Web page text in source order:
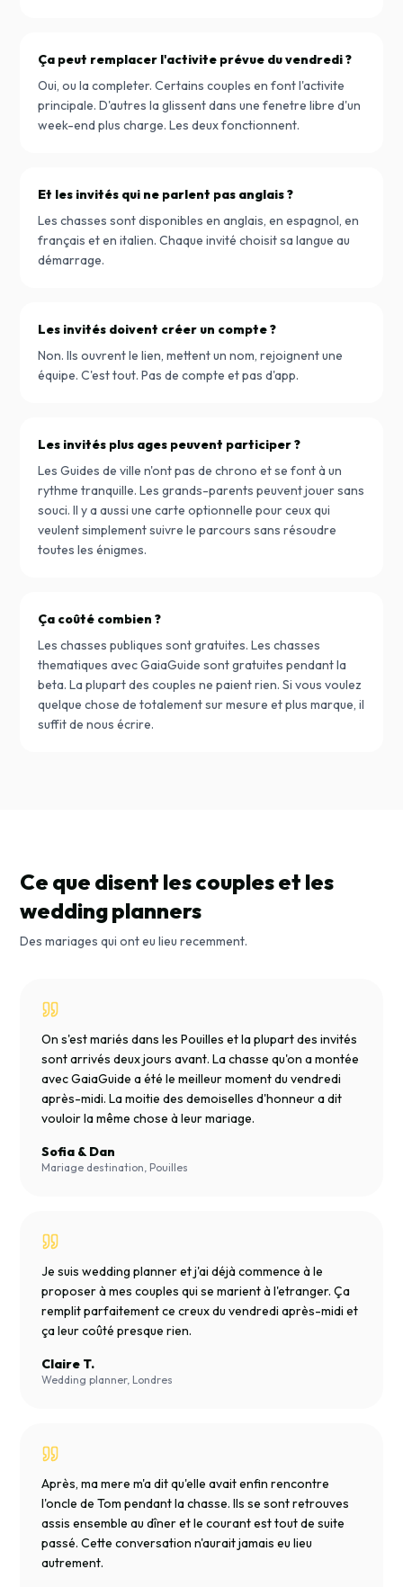
Ça peut remplacer l'activite prévue du vendredi ?
Oui, ou la completer. Certains couples en font l'activite
principale. D'autres la glissent dans une fenetre libre d'un
week-end plus charge. Les deux fonctionnent.
Et les invités qui ne parlent pas anglais ?
Les chasses sont disponibles en anglais, en espagnol, en
français et en italien. Chaque invité choisit sa langue au
démarrage.
Les invités doivent créer un compte ?
Non. Ils ouvrent le lien, mettent un nom, rejoignent une
équipe. C'est tout. Pas de compte et pas d'app.
Les invités plus ages peuvent participer ?
Les Guides de ville n'ont pas de chrono et se font à un
rythme tranquille. Les grands-parents peuvent jouer sans
souci. Il y a aussi une carte optionnelle pour ceux qui
veulent simplement suivre le parcours sans résoudre
toutes les énigmes.
Ça coûté combien ?
Les chasses publiques sont gratuites. Les chasses
thematiques avec GaiaGuide sont gratuites pendant la
beta. La plupart des couples ne paient rien. Si vous voulez
quelque chose de totalement sur mesure et plus marque, il
suffit de nous écrire.
Ce que disent les couples et les
wedding planners
Des mariages qui ont eu lieu recemment.
On s'est mariés dans les Pouilles et la plupart des invités
sont arrivés deux jours avant. La chasse qu'on a montée
avec GaiaGuide a été le meilleur moment du vendredi
après-midi. La moitie des demoiselles d'honneur a dit
vouloir la même chose à leur mariage.
Sofia & Dan
Mariage destination, Pouilles
Je suis wedding planner et j'ai déjà commence à le
proposer à mes couples qui se marient à l'etranger. Ça
remplit parfaitement ce creux du vendredi après-midi et
ça leur coûté presque rien.
Claire T.
Wedding planner, Londres
Après, ma mere m'a dit qu'elle avait enfin rencontre
l'oncle de Tom pendant la chasse. Ils se sont retrouves
assis ensemble au dîner et le courant est tout de suite
passé. Cette conversation n'aurait jamais eu lieu
autrement.